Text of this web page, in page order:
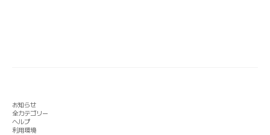
お知らせ
全カテゴリー
ヘルプ
利用環境